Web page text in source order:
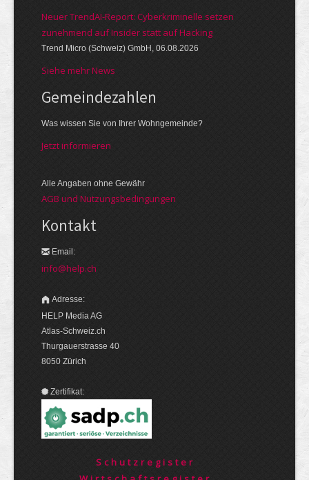
Neuer TrendAI-Report: Cyberkriminelle setzen
zunehmend auf Insider statt auf Hacking
Trend Micro (Schweiz) GmbH, 06.08.2026
Siehe mehr News
Gemeinde­zahlen
Was wissen Sie von Ihrer Wohngemeinde?
Jetzt informieren
Alle Angaben ohne Gewähr
AGB und Nutzungsbedingungen
Kontakt
Email:
info@help.ch
Adresse:
HELP Media AG
Atlas-Schweiz.ch
Thurgauerstrasse 40
8050 Zürich
Zertifikat:
Schutzregister